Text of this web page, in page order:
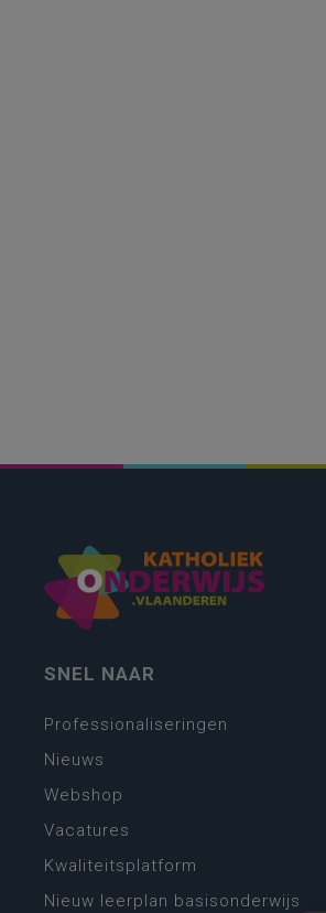
SNEL NAAR
Professionaliseringen
Nieuws
Webshop
Vacatures
Kwaliteitsplatform
Nieuw leerplan basisonderwijs